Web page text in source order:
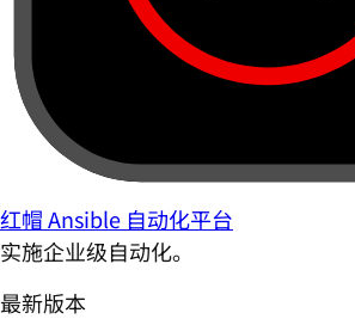
红帽 Ansible 自动化平台
实施企业级自动化。
最新版本